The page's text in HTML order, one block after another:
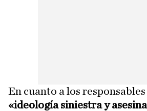
En cuanto a los responsables
«ideología siniestra y